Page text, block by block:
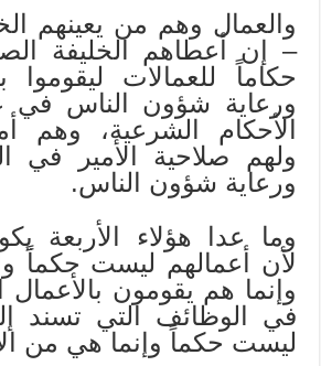
والعمال وهم من يعينهم
– إن أعطاهم الخليفة
حكاماً للعمالات ليقوموا
ورعاية شؤون الناس في
الأحكام الشرعية، وهم
ولهم صلاحية الأمير في
ورعاية شؤون الناس.
وما عدا هؤلاء الأربعة
لأن أعمالهم ليست حكماً
وإنما هم يقومون بالأعمال
في الوظائف التي تسند
ليست حكماً وإنما هي من